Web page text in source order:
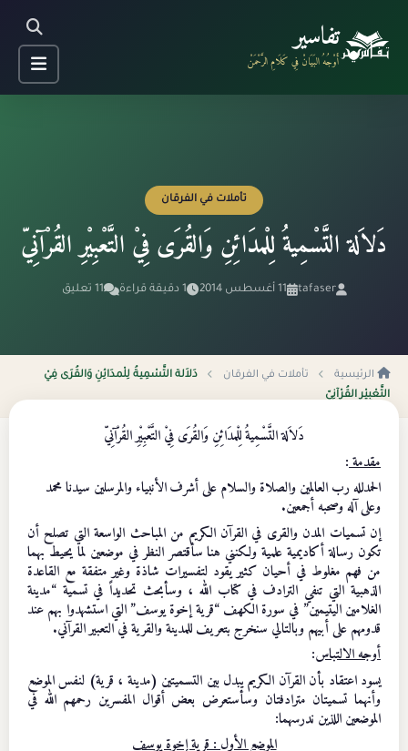
تفاسير
أَوْجُهُ البَيَانْ فِي كَلَامِ الرَّحْمَنْ
تأملات في الفرقان
دَلاَلة التَّسْمِيةُ لِلْمدَائِنِ وَالقُرَى فِيْ التَّعْبِيْرِ القُرْآنِيّ
tafaser 11 أغسطس 2014 1 دقيقة قراءة 11 تعليق
الرئيسية تأملات في الفرقان
دَلاَلة التَّسْمِيةُ لِلْمدَائِنِ وَالقُرَى فِيْ
التَّعْبِيْرِ القُرْآنِيّ
دَلاَلة التَّسْمِيةُ لِلْمدَائِنِ وَالقُرَى فِيْ التَّعْبِيْرِ القُرْآنِيّ
مقدمة:
الحمدلله رب العالمين والصلاة والسلام على أشرف الأنبياء والمرسلين سيدنا محمد
وعلى آله وصحبه أجمعين.
إن تسميات المدن والقرى في القرآن الكريم من المباحث الواسعة التي تصلح أن
تكون رسالة أكاديمية علمية ولكنني هنا سأقتصر النظر في موضعين لما يحيط بهما
من فهم مغلوط في أحيان كثير يقود لتفسيرات شاذة وغير متفقة مع القاعدة
الذهبية التي تنفي الترادف في كتاب الله ، وسأبحث تحديداً في تسمية “مدينة
الغلامين اليتيمين” في سورة الكهف “قرية إخوة يوسف” التي استشهدوا بهم عند
قدومهم على أبيهم وبالتالي سنخرج بتعريف للمدينة والقرية في التعبير القرآني.
أوجه الالتباس:
يسود اعتقاد بأن القرآن الكريم يبدل بين التسميتين (مدينة ، قرية) لنفس الموضع
وأنهما تسميتان مترادفتان وسأستعرض بعض أقوال المفسرين رحمهم الله في
الموضعين اللذين ندرسهما:
الموضع الأول : قرية إخوة يوسف